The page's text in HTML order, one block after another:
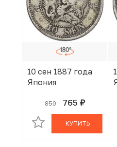
10 сен 1887 года
Япония
850 765 руб.
В КОРЗИНЕ
КУПИТЬ